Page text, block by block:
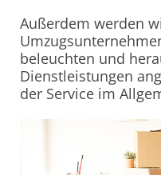
Außerdem werden
beleuchten und
Dienstleistungen
der Service im